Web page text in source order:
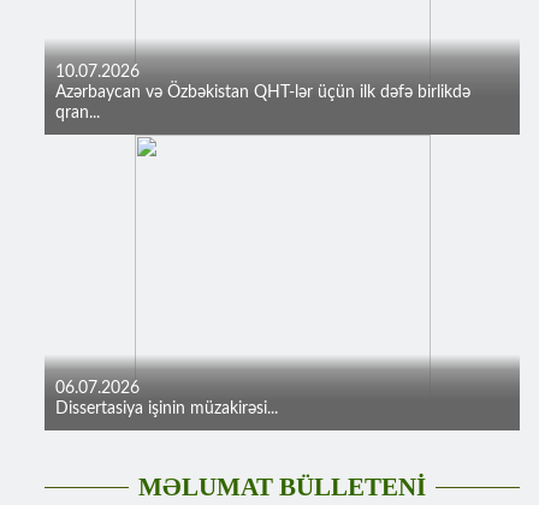
10.07.2026
Azərbaycan və Özbəkistan QHT-lər üçün ilk dəfə birlikdə
qran...
06.07.2026
Dissertasiya işinin müzakirəsi...
MƏLUMAT BÜLLETENİ